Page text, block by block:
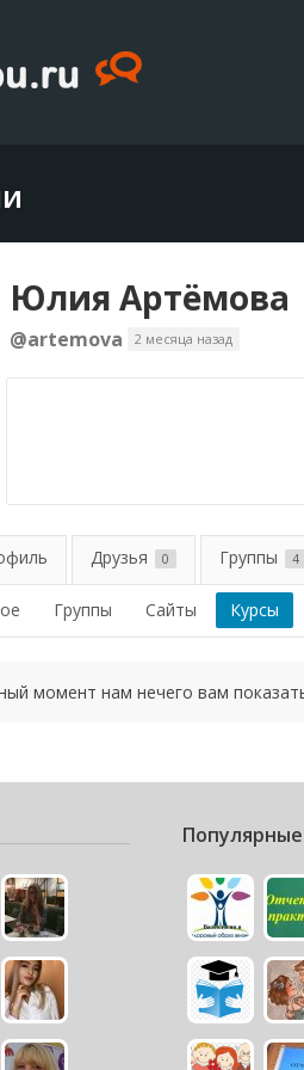
Юлия Артёмова
@artemova 2 месяца назад
Друзья 0 Группы 4
Группы Сайты Курсы
момент нам нечего вам